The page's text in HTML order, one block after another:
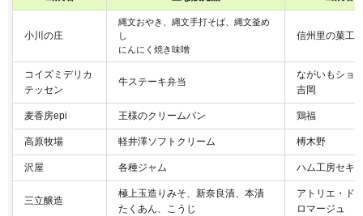
小川の庄
縄文おやき、縄文手打そば、縄文釜め
し
にんにく焼き味噌
信州里の菓工
コイズミデリカ
テッセン
牛ステーキ弁当
ながいもショ
吉岡
麦香房epi 王様のクリームパン 鶏福
高原牧場 軽井澤ソフトクリーム 榑木野
沢屋 各種ジャム ハム工房セキ
三立醸造
極上玉造りみそ、新奈良漬、本漬
たくあん、こうじ
アトリエ・ド
ロマージュ